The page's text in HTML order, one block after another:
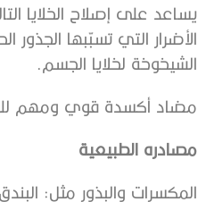
يساعد على إصلاح الخلايا
الأضرار التي تسبّبها الجذور
الشيخوخة لخلايا الجسم.
مضاد أكسدة قوي ومهم
مصادره الطبيعية
المكسرات والبذور مثل: